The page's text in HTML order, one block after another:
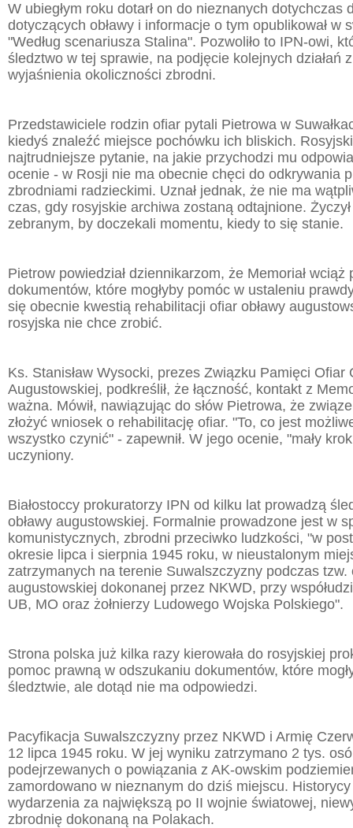
W ubiegłym roku dotarł on do nieznanych dotychczas
dotyczących obławy i informacje o tym opublikował w
"Według scenariusza Stalina". Pozwoliło to IPN-owi,
śledztwo w tej sprawie, na podjęcie kolejnych działań
wyjaśnienia okoliczności zbrodni.
Przedstawiciele rodzin ofiar pytali Pietrowa w
kiedyś znaleźć miejsce pochówku ich bliskich.
najtrudniejsze pytanie, na jakie przychodzi mu
ocenie - w Rosji nie ma obecnie chęci do odkrywania
zbrodniami radzieckimi. Uznał jednak, że nie ma
czas, gdy rosyjskie archiwa zostaną odtajnione.
zebranym, by doczekali momentu, kiedy to się stanie.
Pietrow powiedział dziennikarzom, że Memoriał
dokumentów, które mogłyby pomóc w ustaleniu
się obecnie kwestią rehabilitacji ofiar obławy
rosyjska nie chce zrobić.
Ks. Stanisław Wysocki, prezes Związku Pamięci Ofiar
Augustowskiej, podkreślił, że łączność, kontakt z
ważna. Mówił, nawiązując do słów Pietrowa, że
złożyć wniosek o rehabilitację ofiar. "To, co jest
wszystko czynić" - zapewnił. W jego ocenie, "mały
uczyniony.
Białostoccy prokuratorzy IPN od kilku lat prowadzą
obławy augustowskiej. Formalnie prowadzone jest w
komunistycznych, zbrodni przeciwko ludzkości, "w
okresie lipca i sierpnia 1945 roku, w nieustalonym
zatrzymanych na terenie Suwalszczyzny podczas tzw.
augustowskiej dokonanej przez NKWD, przy
UB, MO oraz żołnierzy Ludowego Wojska Polskiego".
Strona polska już kilka razy kierowała do rosyjskiej
pomoc prawną w odszukaniu dokumentów, które
śledztwie, ale dotąd nie ma odpowiedzi.
Pacyfikacja Suwalszczyzny przez NKWD i Armię
12 lipca 1945 roku. W jej wyniku zatrzymano 2 tys.
podejrzewanych o powiązania z AK-owskim
zamordowano w nieznanym do dziś miejscu.
wydarzenia za największą po II wojnie światowej,
zbrodnię dokonaną na Polakach.